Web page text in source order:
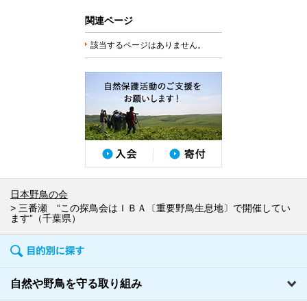
関連ページ
該当するページはありません。
日本野鳥の会
三番瀬 “この探鳥会はＩＢＡ〔重要野鳥生息地〕で開催してい
ます”（千葉県）
自然や野鳥を守る取り組み